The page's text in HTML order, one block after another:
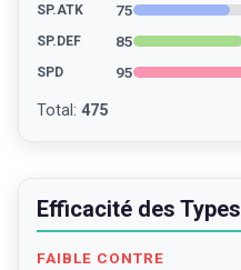
SP.ATK 75
SP.DEF 85
SPD 95
Total : 475
Efficacité des Types
FAIBLE CONTRE